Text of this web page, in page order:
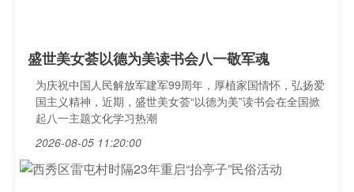
盛世美女荟以德为美读书会八一敬军魂
为庆祝中国人民解放军建军99周年，厚植家国情怀，弘扬爱
国主义精神，近期，盛世美女荟“以德为美”读书会在全国掀
起八一主题文化学习热潮
2026-08-05 11:20:00